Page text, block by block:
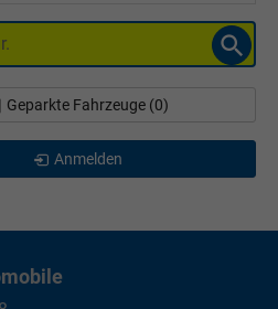
Geparkte Fahrzeuge (0)
Anmelden